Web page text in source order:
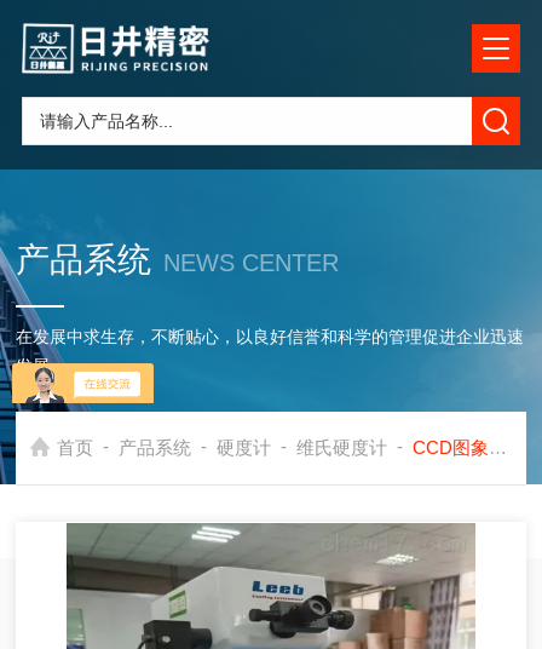
产品系统 NEWS CENTER
在发展中求生存，不断贴心，以良好信誉和科学的管理促进企业迅速
发展
首页 - 产品系统 - 硬度计 - 维氏硬度计 - CCD图象自动测量维氏硬度计供应商